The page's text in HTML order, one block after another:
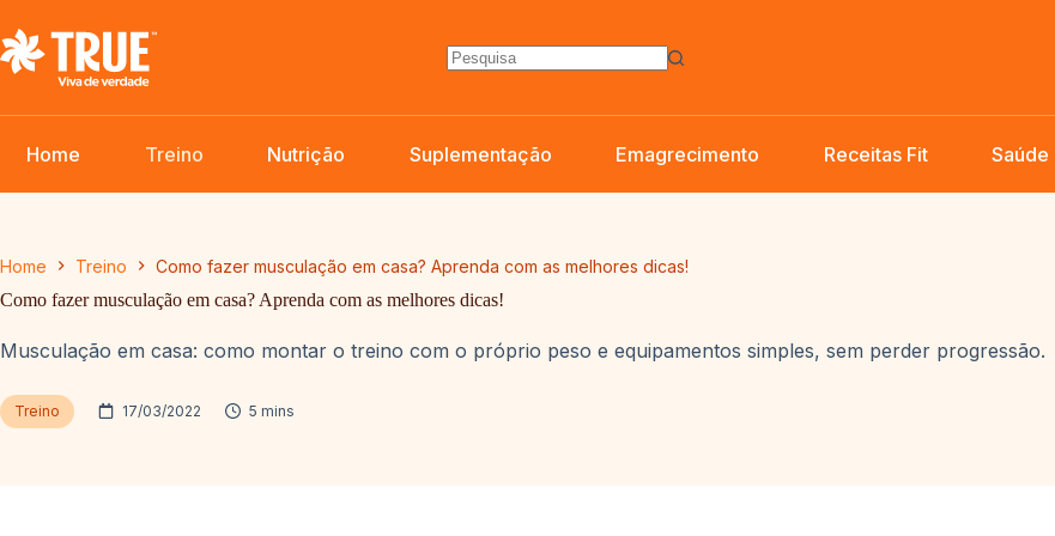
para
o
conteúdo
Home Treino Nutrição Suplementação Emagrecimento Receitas Fit Saúde
Home Treino
Como fazer musculação em casa? Aprenda com as melhores dicas!
Como fazer musculação em casa? Aprenda com as melhores dicas!
Musculação em casa: como montar o treino com o próprio peso e equipamentos simples, sem perder progressão.
Treino 17/03/2022 5 mins